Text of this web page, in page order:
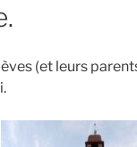
(et leurs